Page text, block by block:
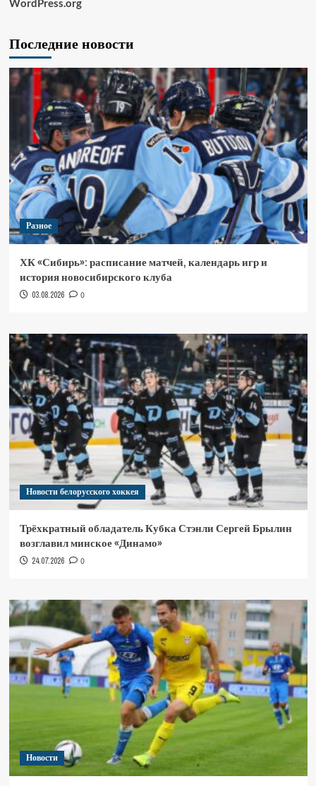
WordPress.org
Последние новости
Разное
ХК «Сибирь»: расписание матчей, календарь игр и
история новосибирского клуба
03.08.2026 0
Новости белорусского хоккея
Трёхкратный обладатель Кубка Стэнли Сергей Брылин
возглавил минское «Динамо»
24.07.2026 0
Новости